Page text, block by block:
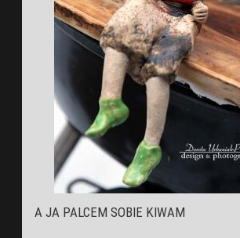
A JA PALCEM SOBIE KIWAM